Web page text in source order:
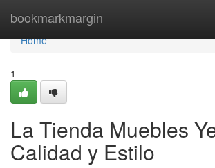
bookmarkmargin
Home
Home
1
La Tienda Muebles
Calidad y Estilo